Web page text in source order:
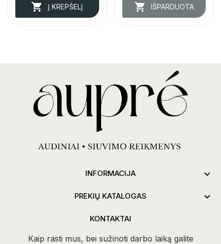
 Į KREPŠELĮ  IŠPARDUOTA
INFORMACIJA 
PREKIŲ KATALOGAS 
KONTAKTAI
Kaip rasti mus, bei sužinoti darbo laiką galite